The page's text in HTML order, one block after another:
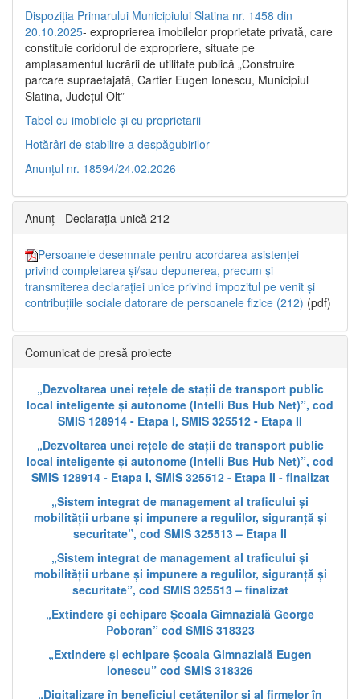
Dispoziția Primarului Municipiului Slatina nr. 1458 din
20.10.2025- exproprierea imobilelor proprietate privată, care
constituie coridorul de expropriere, situate pe
amplasamentul lucrării de utilitate publică „Construire
parcare supraetajată, Cartier Eugen Ionescu, Municipiul
Slatina, Județul Olt”
Tabel cu imobilele și cu proprietarii
Hotărâri de stabilire a despăgubirilor
Anunțul nr. 18594/24.02.2026
Anunț - Declarația unică 212
Persoanele desemnate pentru acordarea asistenței
privind completarea și/sau depunerea, precum și
transmiterea declarației unice privind impozitul pe venit și
contribuțiile sociale datorare de persoanele fizice (212) (pdf)
Comunicat de presă proiecte
„Dezvoltarea unei rețele de stații de transport public
local inteligente și autonome (Intelli Bus Hub Net)”, cod
SMIS 128914 - Etapa I, SMIS 325512 - Etapa II
„Dezvoltarea unei rețele de stații de transport public
local inteligente și autonome (Intelli Bus Hub Net)”, cod
SMIS 128914 - Etapa I, SMIS 325512 - Etapa II - finalizat
„Sistem integrat de management al traficului și
mobilității urbane și impunere a regulilor, siguranță și
securitate”, cod SMIS 325513 – Etapa II
„Sistem integrat de management al traficului și
mobilității urbane și impunere a regulilor, siguranță și
securitate”, cod SMIS 325513 – finalizat
„Extindere și echipare Școala Gimnazială George
Poboran” cod SMIS 318323
„Extindere și echipare Școala Gimnazială Eugen
Ionescu” cod SMIS 318326
„Digitalizare în beneficiul cetățenilor și al firmelor în